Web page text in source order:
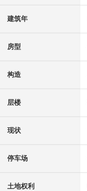
建筑年
房型
构造
层楼
现状
停车场
土地权利